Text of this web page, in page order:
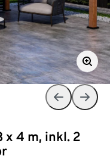
x 4 m, inkl. 2